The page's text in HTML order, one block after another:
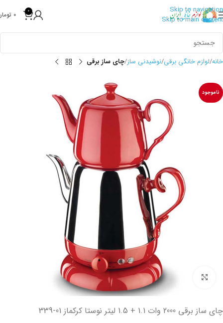
Skip to navigation
Skip to main content
0
0
خانه لوازم خانگی برقی نوشیدنی ساز چای ساز برقی
ناموجود
چای ساز برقی 2000 وات 1.1 + 1.5 لیتر نوستا کرکماز 339-01